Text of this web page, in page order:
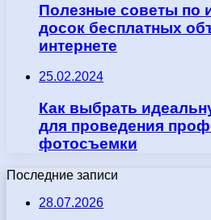
Полезные советы по
досок бесплатных
интернете
25.02.2024
Как выбрать
для проведения
фотосъемки
Последние записи
28.07.2026